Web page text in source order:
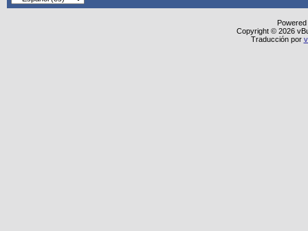
Copyright © 2026
Traducción por